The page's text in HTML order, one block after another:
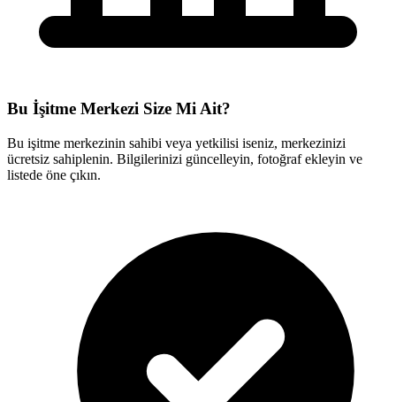
Bu İşitme Merkezi Size Mi Ait?
Bu işitme merkezinin sahibi veya yetkilisi iseniz, merkezinizi
ücretsiz sahiplenin. Bilgilerinizi güncelleyin, fotoğraf ekleyin ve
listede öne çıkın.